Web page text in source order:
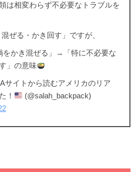
は相変わらず不必要なトラブルを
ぜる・かき回す」ですが、
をかき混ぜる」→「特に不必要な
」の意味
サイトから読むアメリカのリア
！
(@salah_backpack)